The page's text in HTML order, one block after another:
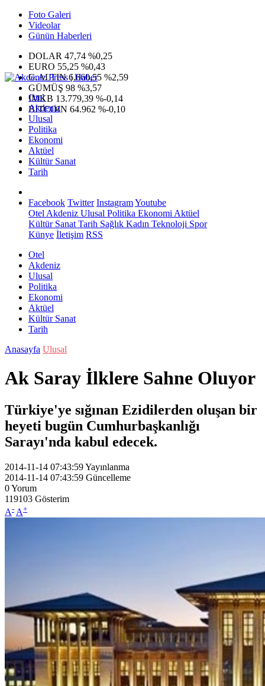
Foto Galeri
Videolar
Günün Haberleri
DOLAR 47,74 %0,25
EURO 55,25 %0,43
G.ALTIN6.660,55 %2,59
GÜMÜŞ 98 %3,57
IMKB 13.779,39 %-0,14
BITCOIN 64.962 %-0,10
Otel
Akdeniz
Ulusal
Politika
Ekonomi
Aktüel
Kültür Sanat
Tarih
Facebook Twitter InstagramYoutube
Otel Akdeniz Ulusal Politika Ekonomi Aktüel
Kültür Sanat Tarih Sağlık Kadın Teknoloji Spor
Künye İletişim RSS
Otel
Akdeniz
Ulusal
Politika
Ekonomi
Aktüel
Kültür Sanat
Tarih
Anasayfa Ulusal
Ak Saray İlklere Sahne Oluyor
Türkiye'ye sığınan Ezidilerden oluşan bir
heyeti bugün Cumhurbaşkanlığı
Sarayı'nda kabul edecek.
2014-11-14 07:43:59Yayınlanma
2014-11-14 07:43:59 Güncelleme
0Yorum
119103 Gösterim
A- A+